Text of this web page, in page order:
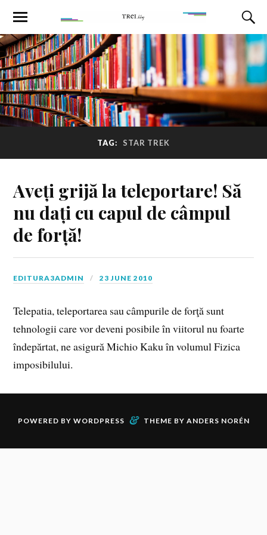
TAG: STAR TREK
Aveți grijă la teleportare! Să
nu dați cu capul de câmpul
de forță!
EDITURA3ADMIN 23 JUNE 2010
Telepatia, teleportarea sau câmpurile de forţă sunt
tehnologii care vor deveni posibile în viitorul nu foarte
îndepărtat, ne asigură Michio Kaku în volumul Fizica
imposibilului.
POWERED BY WORDPRESS & THEME BY ANDERS NORÉN